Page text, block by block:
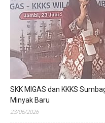
SKK MIGAS dan KKKS
Minyak Baru
23/06/2026